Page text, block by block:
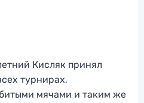
Кисляк принял
турнирах,
мячами и таким же